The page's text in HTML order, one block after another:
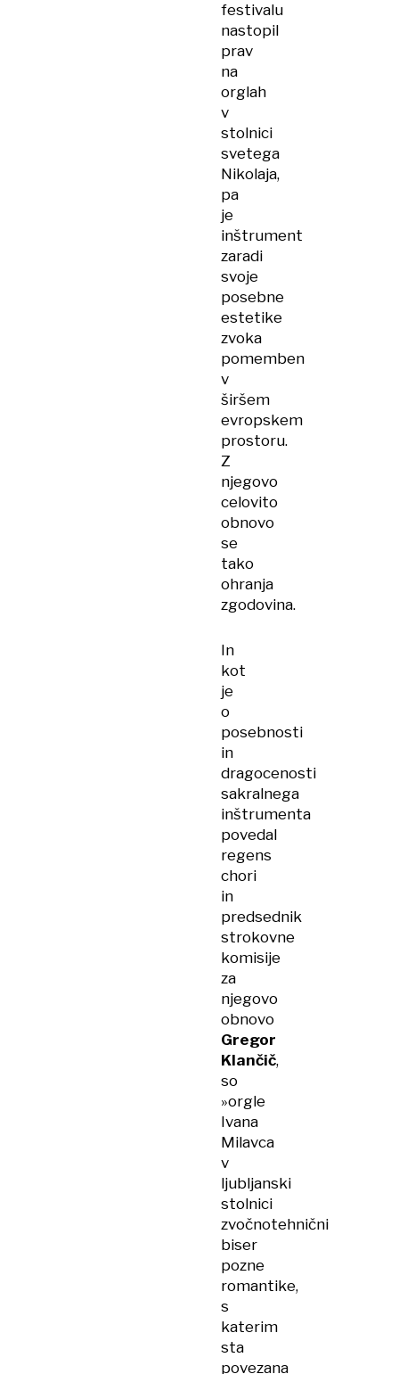
festivalu
nastopil
prav
na
orglah
v
stolnici
svetega
Nikolaja,
pa
je
inštrument
zaradi
svoje
posebne
estetike
zvoka
pomemben
v
širšem
evropskem
prostoru.
Z
njegovo
celovito
obnovo
se
tako
ohranja
zgodovina.
In
kot
je
o
posebnosti
in
dragocenosti
sakralnega
inštrumenta
povedal
regens
chori
in
predsednik
strokovne
komisije
za
njegovo
obnovo
Gregor
Klančič,
so
»orgle
Ivana
Milavca
v
ljubljanski
stolnici
zvočnotehnični
biser
pozne
romantike,
s
katerim
sta
povezana